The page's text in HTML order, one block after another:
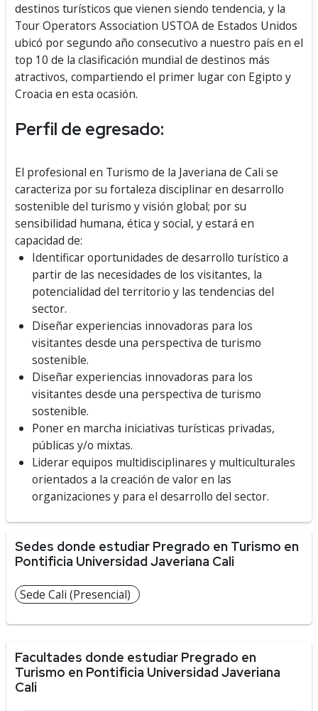
destinos turísticos que vienen siendo tendencia, y la
Tour Operators Association USTOA de Estados Unidos
ubicó por segundo año consecutivo a nuestro país en el
top 10 de la clasificación mundial de destinos más
atractivos, compartiendo el primer lugar con Egipto y
Croacia en esta ocasión.
Perfil de egresado:
El profesional en Turismo de la Javeriana de Cali se
caracteriza por su fortaleza disciplinar en desarrollo
sostenible del turismo y visión global; por su
sensibilidad humana, ética y social, y estará en
capacidad de:
Identificar oportunidades de desarrollo turístico a
partir de las necesidades de los visitantes, la
potencialidad del territorio y las tendencias del
sector.
Diseñar experiencias innovadoras para los
visitantes desde una perspectiva de turismo
sostenible.
Diseñar experiencias innovadoras para los
visitantes desde una perspectiva de turismo
sostenible.
Poner en marcha iniciativas turísticas privadas,
públicas y/o mixtas.
Liderar equipos multidisciplinares y multiculturales
orientados a la creación de valor en las
organizaciones y para el desarrollo del sector.
Sedes donde estudiar Pregrado en Turismo en
Pontificia Universidad Javeriana Cali
Sede Cali (Presencial)
Facultades donde estudiar Pregrado en
Turismo en Pontificia Universidad Javeriana
Cali